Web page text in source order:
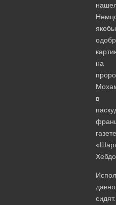
якобы
на
в
давно
сидят.